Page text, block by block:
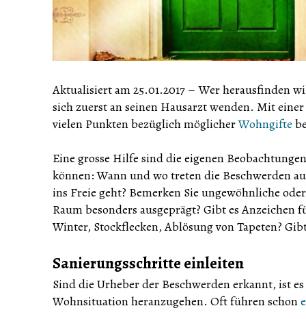
Aktualisiert am 25.01.2017 – Wer herausfinden
sich zuerst an seinen Hausarzt wenden. Mit
vielen Punkten bezüglich möglicherWohngifte
Eine grosse Hilfe sind die eigenen
können: Wann und wo treten die Beschwerden
ins Freie geht? Bemerken Sie ungewöhnliche
Raum besonders ausgeprägt? Gibt es
Winter, Stockflecken, Ablösung von Tapeten?
Sanierungsschritte einleiten
Sind die Urheber der Beschwerden erkannt, ist
Wohnsituation heranzugehen. Oft führen schon